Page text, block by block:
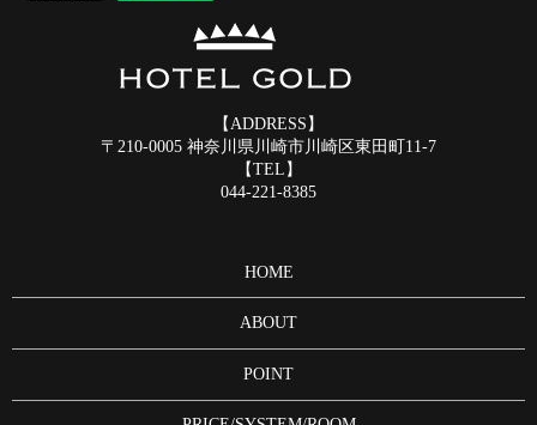
【ADDRESS】
〒210-0005 神奈川県川崎市川崎区東田町11-7
【TEL】
044-221-8385
HOME
ABOUT
POINT